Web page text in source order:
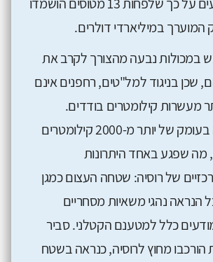
המוערך במיליארדי דולרים.
במכולות נבעה מהצורך לקרב את
שכן בניגוד למל"טים, רחפנים אינם
מעשרות קילומטרים בודדים.
המתקפה בוצעה בעומק של יותר מ-2000 קילומטרים
מה שפגע באחד היתרונות
של רוסיה: שטחה העצום כמגן
הנראה נהגי משאיות מסחריים
כלל למטענם הקטלני. סביר
הורכבו מחוץ לרוסיה, כנראה בשטח